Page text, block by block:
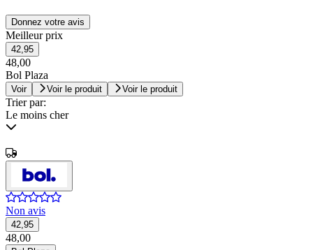
Donnez votre avis
Meilleur prix
42,95
48,00
Bol Plaza
Voir Voir le produit Voir le produit
Trier par:
Le moins cher
Non avis
42,95
48,00